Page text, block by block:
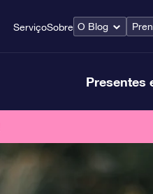
ServiçoSobre O Blog
Presentes